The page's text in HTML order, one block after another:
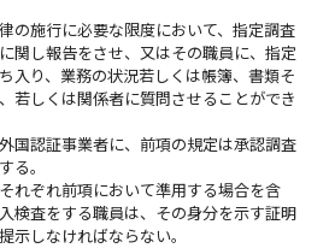
の施行に必要な限度において、指定調査
関し報告をさせ、又はその職員に、指定
入り、業務の状況若しくは帳簿、書類そ
若しくは関係者に質問させることができ
国認証事業者に、前項の規定は承認調査
る。
れぞれ前項において準用する場合を含
検査をする職員は、その身分を示す証明
示しなければならない。